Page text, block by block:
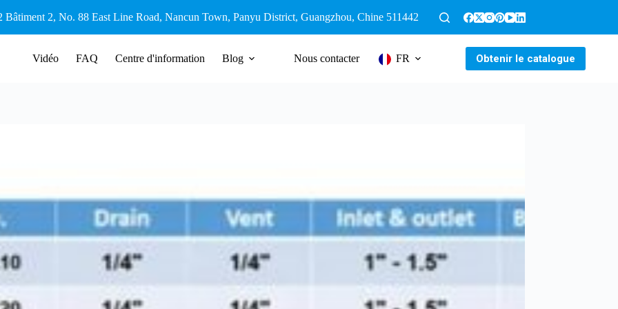
Bâtiment 2, No. 88 East Line Road, Nancun Town, Panyu District, Guangzhou, Chine 511442
Vidéo FAQ Centre d'information Blog Nous contacter FR Obtenir le catalogue